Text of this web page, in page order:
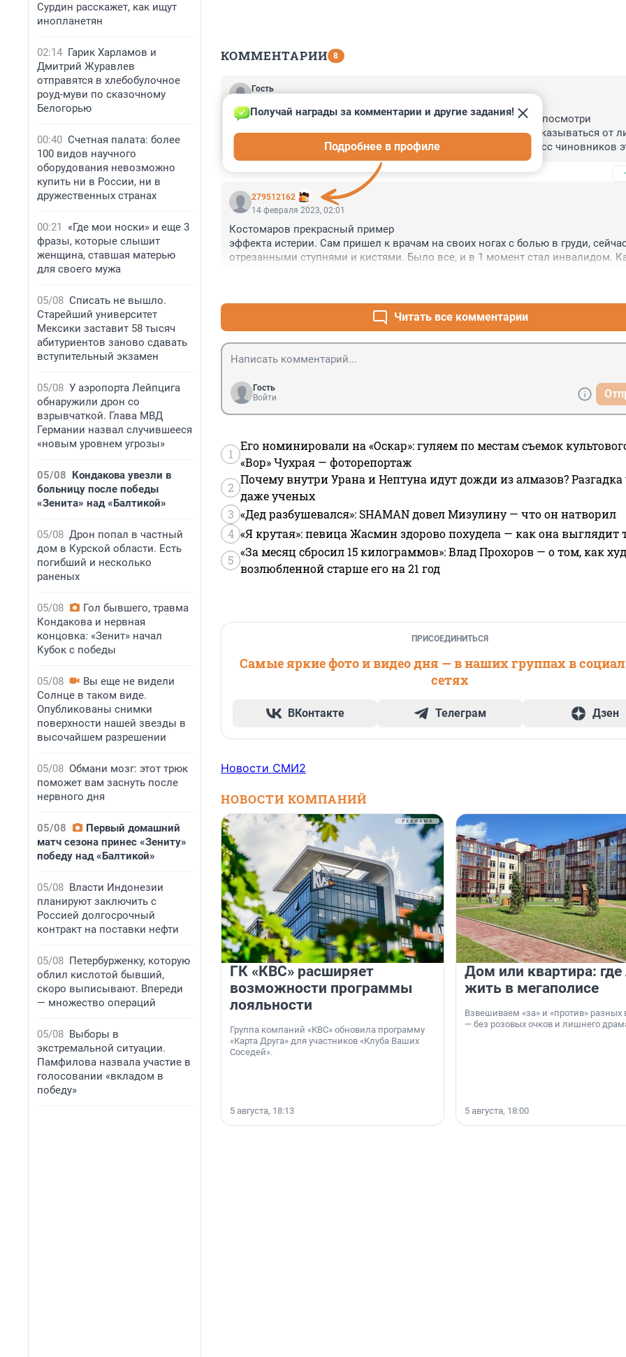
Сурдин расскажет, как ищут
инопланетян
02:14 Гарик Харламов и
Дмитрий Журавлев
отправятся в хлебобулочное
роуд-муви по сказочному
Белогорью
00:40 Счетная палата: более
100 видов научного
оборудования невозможно
купить ни в России, ни в
дружественных странах
00:21
«Где мои носки» и еще 3
фразы, которые слышит
женщина, ставшая матерью
для своего мужа
05/08 Списать не вышло.
Старейший университет
Мексики заставит 58 тысяч
абитуриентов заново сдавать
вступительный экзамен
05/08 У аэропорта Лейпцига
обнаружили дрон со
взрывчаткой. Глава МВД
Германии назвал случившееся
«новым уровнем угрозы»
05/08 Кондакова увезли в
больницу после победы
«Зенита» над «Балтикой»
05/08 Дрон попал в частный
дом в Курской области. Есть
погибший и несколько
раненых
05/08
Гол бывшего, травма
Кондакова и нервная
концовка: «Зенит» начал
Кубок с победы
05/08
Вы еще не видели
Солнце в таком виде.
Опубликованы снимки
поверхности нашей звезды в
высочайшем разрешении
05/08 Обмани мозг: этот трюк
поможет вам заснуть после
нервного дня
05/08
Первый домашний
матч сезона принес «Зениту»
победу над «Балтикой»
05/08 Власти Индонезии
планируют заключить с
Россией долгосрочный
контракт на поставки нефти
05/08 Петербурженку, которую
облил кислотой бывший,
скоро выписывают. Впереди
— множество операций
05/08 Выборы в
экстремальной ситуации.
Памфилова назвала участие в
голосовании «вкладом в
победу»
КОММЕНТАРИИ 8
Гость
Очень неприятно за наш город,вернее за руководство,куда не посмотри
парковки,платные,вытесняют людей из города,заставляют отказываться от
транспорта,потом грипп и т.д.помешались на сборе денег ,класс чиновников
вредители от которых нужно избавляться...Занять нужно реальным трудом
занят поборами,осталось только в старых фильмах вспоминать про
перемещение людей в аэропортах,на вокзалах,по
дармоедов и бездельников,законотворцев и приспособленцев...
279512162
Получай награды за комментарии и другие задания!
Подробнее в профиле
14 февраля 2023, 02:01
Костомаров прекрасный пример
эффекта истерии. Сам пришел к врачам на своих ногах с болью в груди,
отрезанными ступнями и кистями. Было все, и в 1 момент стал инвалидом.
Читать все комментарии
Гость
Войти
1
Его номинировали на «Оскар»: гуляем по местам съемок
«Вор» Чухрая — фоторепортаж
2
Почему внутри Урана и Нептуна идут дожди из алмазов?
даже ученых
3 «Дед разбушевался»: SHAMAN довел Мизулину — что он натворил
4 «Я крутая»: певица Жасмин здорово похудела — как она выглядит
5
«За месяц сбросил 15 килограммов»: Влад Прохоров — о том, как
возлюбленной старше его на 21 год
ПРИСОЕДИНИТЬСЯ
Самые яркие фото и видео дня — в наших группах в
сетях
ВКонтакте Телеграм Дзен
Новости СМИ2
НОВОСТИ КОМПАНИЙ
ГК «КВС» расширяет
возможности программы
лояльности
Группа компаний «КВС» обновила программу
«Карта Друга» для участников «Клуба Ваших
Соседей».
5 августа, 18:13
Дом или квартира:
жить в мегаполисе
Взвешиваем «за» и «против» разных
— без розовых очков и лишнего
5 августа, 18:00